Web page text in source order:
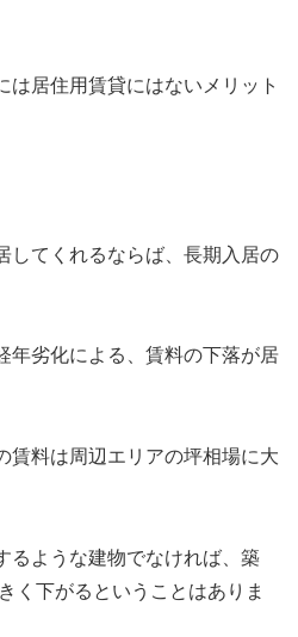
は居住用賃貸にはないメリット
してくれるならば、長期入居の
年劣化による、賃料の下落が居
賃料は周辺エリアの坪相場に大
るような建物でなければ、築
く下がるということはありま